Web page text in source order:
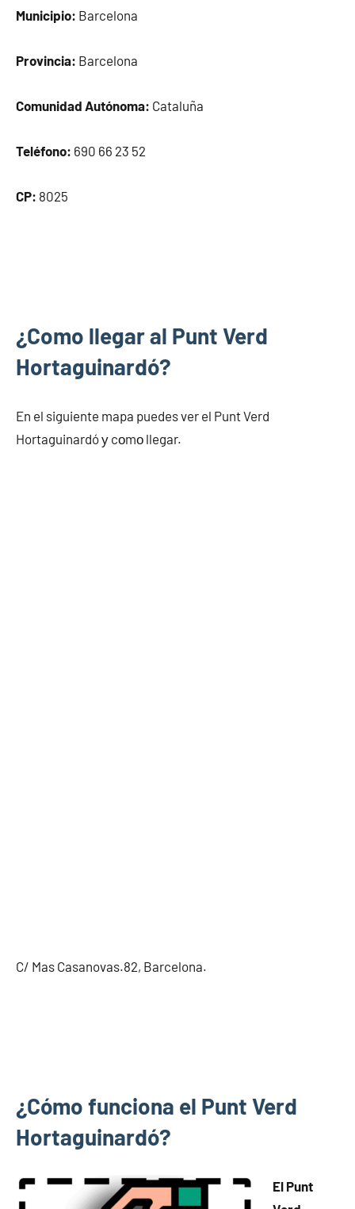
Municipio: Barcelona
Provincia: Barcelona
Comunidad Autónoma: Cataluña
Teléfono: 690 66 23 52
CP: 8025
¿Como llegar al Punt Verd
Hortaguinardó?
En el siguiente mapa puedes ver el Punt Verd
Hortaguinardó у cοmο llegar.
C/ Mas Casanovas.82, Barcelona.
¿Cómo funciona el Punt Verd
Hortaguinardó?
El Punt